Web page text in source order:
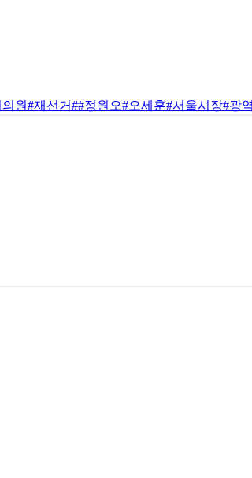
원#재선거##정원오#오세훈#서울시장#광